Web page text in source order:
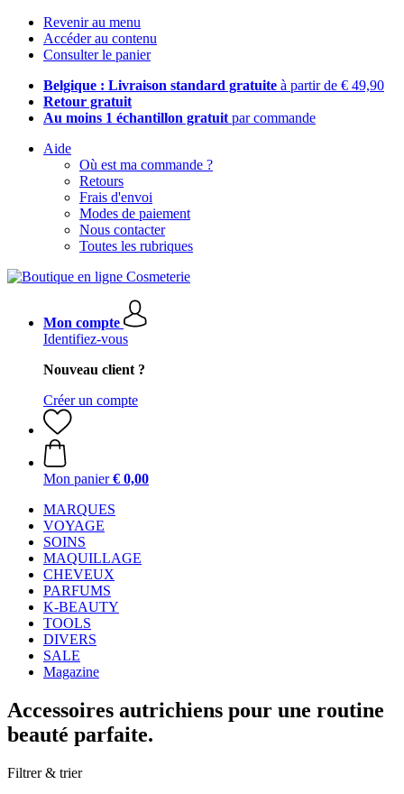
Revenir au menu
Accéder au contenu
Consulter le panier
Belgique : Livraison standard gratuite à partir de € 49,90
Retour gratuit
Au moins 1 échantillon gratuit par commande
Aide
Où est ma commande ?
Retours
Frais d'envoi
Modes de paiement
Nous contacter
Toutes les rubriques
Mon compte
Identifiez-vous
Nouveau client ?
Créer un compte
Mon panier € 0,00
MARQUES
VOYAGE
SOINS
MAQUILLAGE
CHEVEUX
PARFUMS
K-BEAUTY
TOOLS
DIVERS
SALE
Magazine
Accessoires autrichiens pour une routine
beauté parfaite.
Filtrer & trier